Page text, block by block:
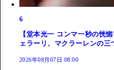
6
【堂本光一 コンマ一秒の恍
ェラーリ、マクラーレンの三
2026年08月07日 08:00